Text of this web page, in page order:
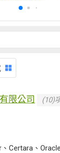
限公司 (10)
Certara、